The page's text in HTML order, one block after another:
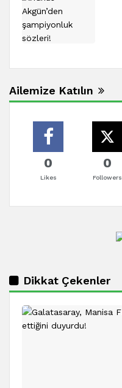
Ailemize Katılın
0
Likes
0
Followers
Dikkat Çekenler